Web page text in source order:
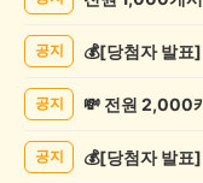
공지
공지
공지